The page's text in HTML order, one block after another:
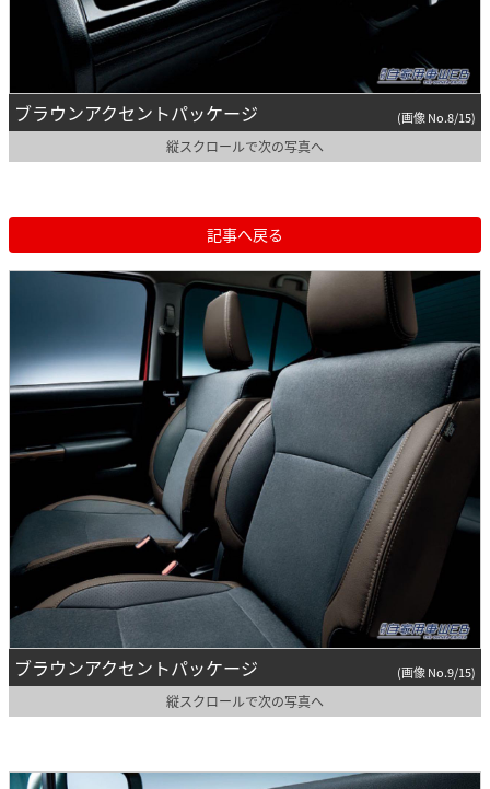
ブラウンアクセントパッケージ (画像 No.8/15)
縦スクロールで次の写真へ
記事へ戻る
ブラウンアクセントパッケージ (画像 No.9/15)
縦スクロールで次の写真へ